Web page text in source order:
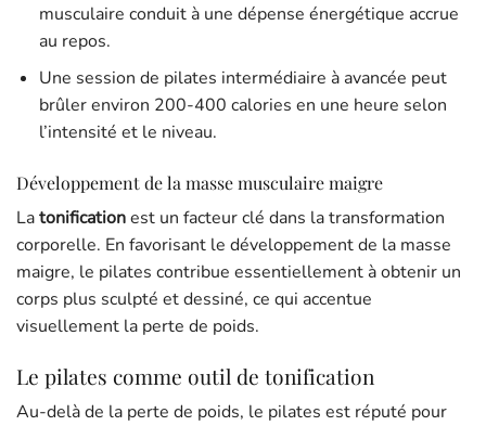
musculaire conduit à une dépense énergétique accrue
au repos.
Une session de pilates intermédiaire à avancée peut
brûler environ 200-400 calories en une heure selon
l’intensité et le niveau.
Développement de la masse musculaire maigre
Latonificationest un facteur clé dans la transformation
corporelle. En favorisant le développement de la masse
maigre, le pilates contribue essentiellement à obtenir un
corps plus sculpté et dessiné, ce qui accentue
visuellement la perte de poids.
Le pilates comme outil de tonification
Au-delà de la perte de poids, le pilates est réputé pour